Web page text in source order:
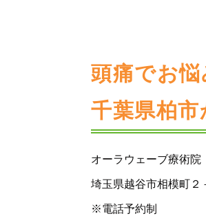
頭痛でお悩
千葉県柏市
オーラウェーブ療術院
埼玉県越谷市相模町２
※電話予約制